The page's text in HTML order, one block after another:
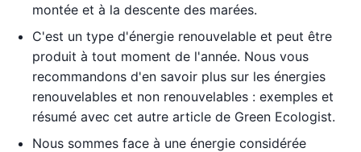
montée et à la descente des marées.
C'est un type d'énergie renouvelable et peut être
produit à tout moment de l'année. Nous vous
recommandons d'en savoir plus sur les énergies
renouvelables et non renouvelables : exemples et
résumé avec cet autre article de Green Ecologist.
Nous sommes face à une énergie considérée